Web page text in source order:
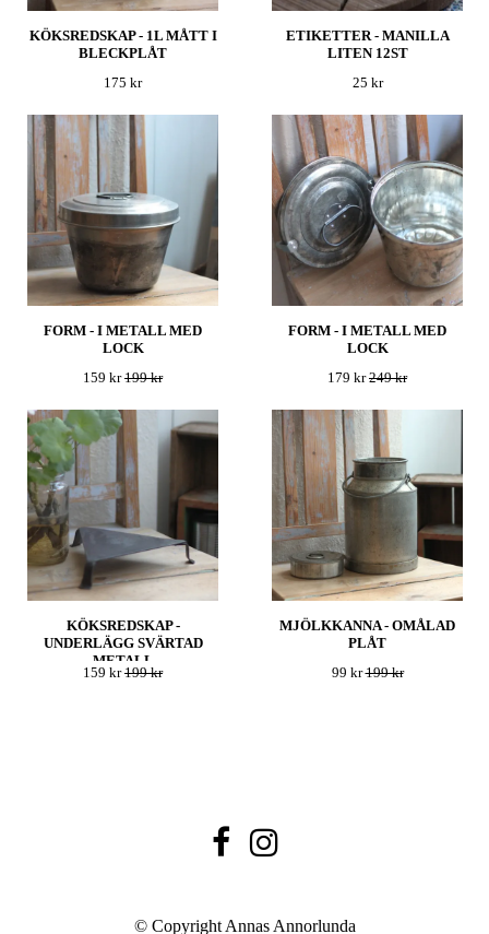
KÖKSREDSKAP - 1L MÅTT I
BLECKPLÅT
175 kr
ETIKETTER - MANILLA
LITEN 12ST
25 kr
FORM - I METALL MED
LOCK
159 kr199 kr
FORM - I METALL MED
LOCK
179 kr249 kr
KÖKSREDSKAP -
UNDERLÄGG SVÄRTAD
METALL
159 kr199 kr
MJÖLKKANNA - OMÅLAD
PLÅT
99 kr199 kr
© Copyright Annas Annorlunda